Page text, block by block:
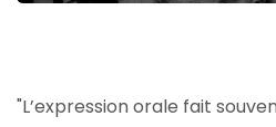
"L’expression orale fait